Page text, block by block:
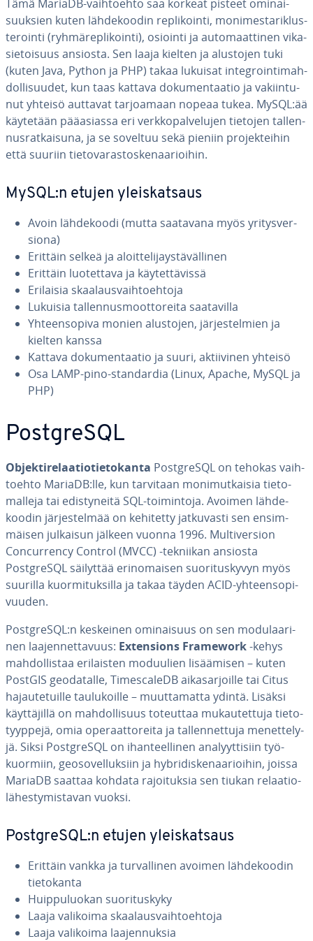
Tämä MariaDB-vaih­toeh­to saa korkeat pisteet omi­nai­
suuk­sien kuten läh­de­koo­din repli­koin­ti, mo­ni­mes­ta­riklus­
te­roin­ti (ryh­mä­repli­koin­ti), osiointi ja au­to­maat­ti­nen vi­ka­
sie­toi­suus ansiosta. Sen laaja kielten ja alustojen tuki
(kuten Java, Python ja PHP) takaa lukuisat in­tegroin­ti­mah­
dol­li­suu­det, kun taas kattava do­ku­men­taa­tio ja va­kiin­tu­
nut yhteisö auttavat tar­joa­maan nopeaa tukea. MySQL:ää
käytetään pää­asias­sa eri verk­ko­pal­ve­lu­jen tietojen tal­len­
nus­rat­kai­su­na, ja se soveltuu sekä pieniin pro­jek­tei­hin
että suuriin tie­to­va­ras­tos­ke­naa­rioi­hin.
MySQL:n etujen yleis­kat­saus
Avoin läh­de­koo­di (mutta saatavana myös yri­tys­ver­
sio­na)
Erittäin selkeä ja aloit­te­li­jays­tä­väl­li­nen
Erittäin luo­tet­ta­va ja käy­tet­tä­vis­sä
Erilaisia skaa­laus­vaih­toeh­to­ja
Lukuisia tal­len­nus­moot­to­rei­ta saa­ta­vil­la
Yh­teen­so­pi­va monien alustojen, jär­jes­tel­mien ja
kielten kanssa
Kattava do­ku­men­taa­tio ja suuri, ak­tii­vi­nen yhteisö
Osa LAMP-pino-stan­dar­dia (Linux, Apache, MySQL ja
PHP)
PostgreSQL
Ob­jek­ti­re­laa­tio­tie­to­kan­ta PostgreSQL on tehokas vaih­
toeh­to MariaDB:lle, kun tarvitaan mo­ni­mut­kai­sia tie­to­
mal­le­ja tai edis­ty­nei­tä SQL-toi­min­to­ja. Avoimen läh­de­
koo­din jär­jes­tel­mää on kehitetty jat­ku­vas­ti sen en­sim­
mäi­sen julkaisun jälkeen vuonna 1996. Mul­ti­ver­sion
Concur­rency Control (MVCC) -tekniikan ansiosta
PostgreSQL säilyttää erin­omai­sen suo­ri­tus­ky­vyn myös
suurilla kuor­mi­tuk­sil­la ja takaa täyden ACID-yh­teen­so­pi­
vuu­den.
PostgreSQL:n keskeinen omi­nai­suus on sen mo­du­laa­ri­
nen laa­jen­net­ta­vuus: Ex­ten­sions Framework-kehys
mah­dol­lis­taa eri­lais­ten moduulien li­sää­mi­sen – kuten
PostGIS geo­da­tal­le, Ti­mesca­leDB ai­ka­sar­joil­le tai Citus
ha­jau­te­tuil­le tau­lu­koil­le – muut­ta­mat­ta ydintä. Lisäksi
käyt­tä­jil­lä on mah­dol­li­suus toteuttaa mu­kau­tet­tu­ja tie­to­
tyyp­pe­jä, omia ope­raat­to­rei­ta ja tal­len­net­tu­ja me­net­te­ly­
jä. Siksi PostgreSQL on ihan­teel­li­nen ana­lyyt­ti­siin työ­
kuor­miin, geo­so­vel­luk­siin ja hybri­dis­ke­naa­rioi­hin, joissa
MariaDB saattaa kohdata ra­joi­tuk­sia sen tiukan re­laa­tio­
lä­hes­ty­mis­ta­van vuoksi.
PostgreSQL:n etujen yleis­kat­saus
Erittäin vankka ja tur­val­li­nen avoimen läh­de­koo­din
tie­to­kan­ta
Huip­pu­luo­kan suo­ri­tus­ky­ky
Laaja valikoima skaa­laus­vaih­toeh­to­ja
Laaja valikoima laa­jen­nuk­sia